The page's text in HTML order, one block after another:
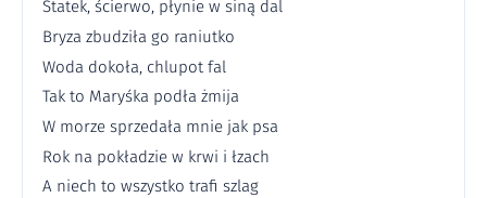
Statek, ścierwo, płynie w siną dal
Bryza zbudziła go raniutko
Woda dokoła, chlupot fal
Tak to Maryśka podła żmija
W morze sprzedała mnie jak psa
Rok na pokładzie w krwi i łzach
A niech to wszystko trafi szlag